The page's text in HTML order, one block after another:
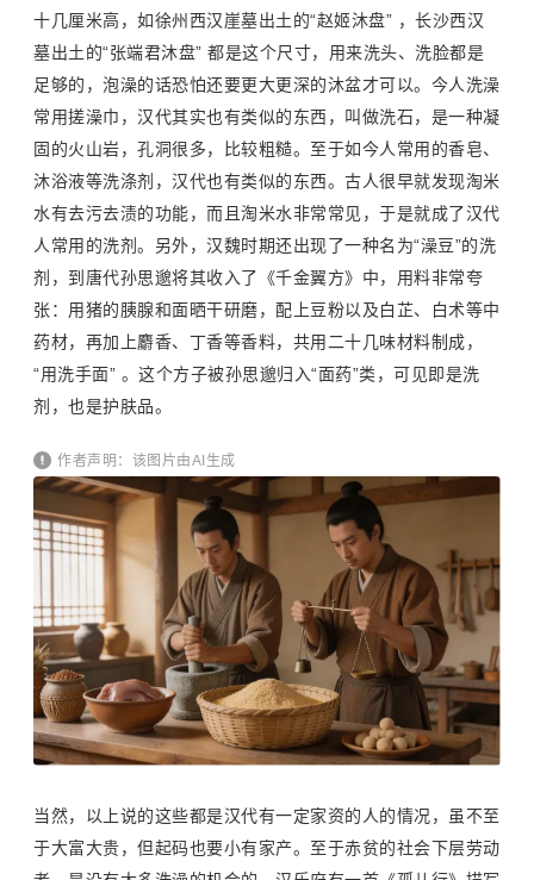
十几厘米高，如徐州西汉崖墓出土的“赵姬沐盘” ，长沙西汉
墓出土的“张端君沐盘” 都是这个尺寸，用来洗头、洗脸都是
足够的，泡澡的话恐怕还要更大更深的沐盆才可以。今人洗澡
常用搓澡巾，汉代其实也有类似的东西，叫做洗石，是一种凝
固的火山岩，孔洞很多，比较粗糙。至于如今人常用的香皂、
沐浴液等洗涤剂，汉代也有类似的东西。古人很早就发现淘米
水有去污去渍的功能，而且淘米水非常常见，于是就成了汉代
人常用的洗剂。另外，汉魏时期还出现了一种名为“澡豆”的洗
剂，到唐代孙思邈将其收入了《千金翼方》中，用料非常夸
张：用猪的胰腺和面晒干研磨，配上豆粉以及白芷、白术等中
药材，再加上麝香、丁香等香料，共用二十几味材料制成，
“用洗手面” 。这个方子被孙思邈归入“面药”类，可见即是洗
剂，也是护肤品。
作者声明：该图片由AI生成
当然，以上说的这些都是汉代有一定家资的人的情况，虽不至
于大富大贵，但起码也要小有家产。至于赤贫的社会下层劳动